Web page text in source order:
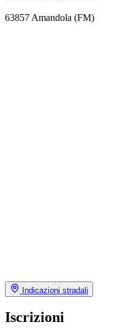
63857 Amandola (FM)
Indicazioni stradali
Iscrizioni